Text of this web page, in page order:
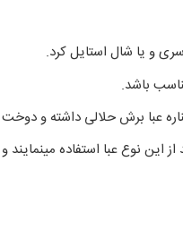
و یا شال استایل کرد.
عبا برش حلالی داشته و
این نوع عبا استفاده